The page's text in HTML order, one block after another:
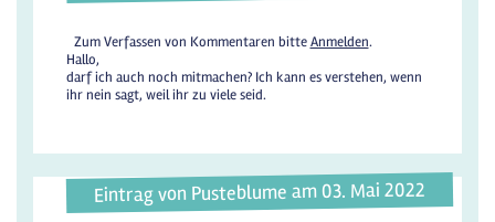
Zum Verfassen von Kommentaren bitteAnmelden.
Hallo,
darf ich auch noch mitmachen? Ich kann es verstehen, wenn
ihr nein sagt, weil ihr zu viele seid.
Eintrag von Pusteblume am 03. Mai 2022